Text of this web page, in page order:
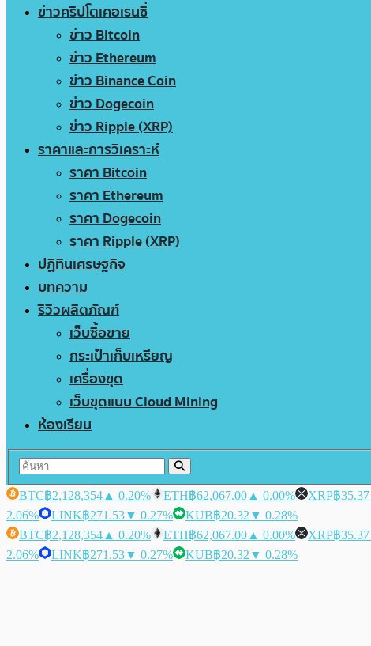
ข่าวคริปโตเคอเรนซี่
ข่าว Bitcoin
ข่าว Ethereum
ข่าว Binance Coin
ข่าว Dogecoin
ข่าว Ripple (XRP)
ราคาและการวิเคราะห์
ราคา Bitcoin
ราคา Ethereum
ราคา Dogecoin
ราคา Ripple (XRP)
ปฏิทินเศรษฐกิจ
บทความ
รีวิวผลิตภัณฑ์
เว็บซื้อขาย
กระเป๋าเก็บเหรียญ
เครื่องขุด
เว็บขุดแบบ Cloud Mining
ห้องเรียน
BTC฿2,128,354 ▲ 0.20% ETH฿62,067.00 ▲ 0.00% XRP฿35.37
2.06%
LINK฿271.53▼ 0.27% KUB฿20.32 ▼ 0.28%
BTC฿2,128,354 ▲ 0.20% ETH฿62,067.00 ▲ 0.00% XRP฿35.37
2.06%
LINK฿271.53▼ 0.27% KUB฿20.32 ▼ 0.28%